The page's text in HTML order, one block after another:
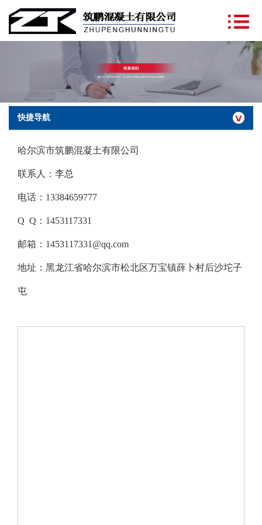
快捷导航
哈尔滨市筑鹏混凝土有限公司
联系人：李总
电话：13384659777
Q Q：1453117331
邮箱：1453117331@qq.com
地址：黑龙江省哈尔滨市松北区万宝镇薛卜村后沙坨子
屯